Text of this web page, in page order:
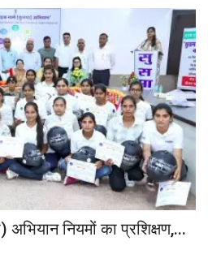
अभियान नियमों का प्रशिक्षण,...